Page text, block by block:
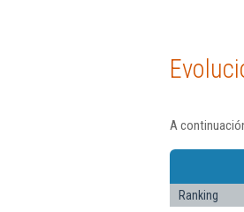
A
Ranking